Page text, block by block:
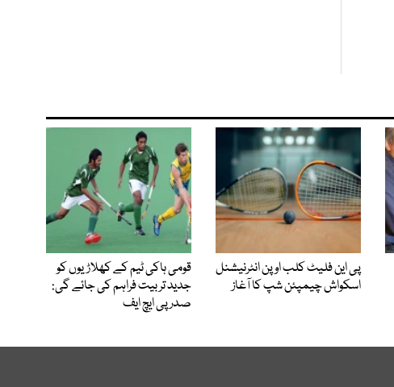
پی این فلیٹ کلب اوپن انٹرنیشنل
اسکواش چیمپئن شپ کا آغاز
قومی ہاکی ٹیم کے کھلاڑیوں کو
جدید تربیت فراہم کی جائے گی:
صدر پی ایچ ایف